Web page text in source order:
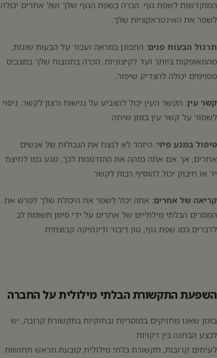
המוקדשות לשפת גוף. הכרה בשפת הגוף שלך ושל אחרים יכולה
לשפר את האינטראקציות שלך.
תרגול הבעות פנים: התבונן במראה ועבור על הבעות שונות,
מהמאופקות ביותר ועד לקיצוניות. הכרה בתגובות שלך במצבים
מסוימים יכולה להצדיק שיפור.
קשר עין: הקשר העין יכול להצביע על נגישות ורצון לקשר. ניסוי
לשמור על קשר עין בזמן שיחה.
טיפול במגע פיזי: היזהר לא לנצח את הגבולות של אנשים
אחרים, אך אם אתה מזהה את ההזדמנות לכך, מגע כמו לחיצת
יד או חיבוק יכול להוסיף רבות לקשר.
קריאה של אחרים: אתה יכול לשפר את היכולת שלך לפרש את
המסרים הבלתי מילוליים של אחרים על ידי סימן תשומת לב
לדברים כמו שפת גוף, טון דיבור ודינמיקה קבוצתית.
השפעת התקשורת הבלתי מילולית על החברה
בזמן שאנו מחזיקים במוסריות ובחוקיות בתקשורת קרובה, יש
לבצע הבחנה בין דקויות.
לעיתים קרובות, תקשורת בלתי מילולית קובעת מראש תחושות